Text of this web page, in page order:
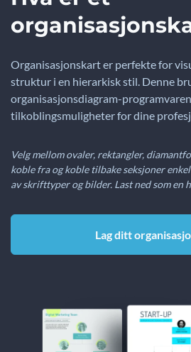
Organisasjonskart er perfekte for
struktur i en hierarkisk stil. Denne
organisasjonsdiagram-
tilkoblingsmuligheter for dine
Velg mellom ovaler, rektangler,
koble fra og koble tilbake seksjoner
av skrifttyper og bilder. Last ned som en
Lag ditt